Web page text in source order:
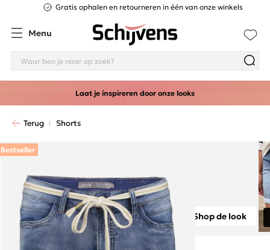
Gratis ophalen en retourneren in één van onze winkels
Menu
Laat je inspireren door onze looks
Terug Shorts
Bestseller
Shop de look